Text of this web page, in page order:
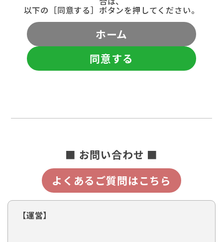
以下の［同意する］ボタンを押してください。
ホーム
同意する
■ お問い合わせ ■
よくあるご質問はこちら
【運営】